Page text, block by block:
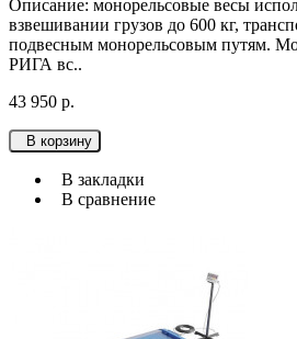
Описание: монорельсовые весы
взвешивании грузов до 600 кг,
подвесным монорельсовым путям.
РИГА вс..
43 950 р.
В корзину
В закладки
В сравнение